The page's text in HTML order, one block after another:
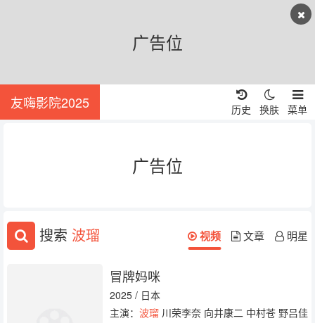
广告位
友嗨影院2025 菜单
换肤
历史
广告位
搜索 波瑠 视频 文章 明星
冒牌妈咪
2025 / 日本
主演： 波瑠川荣李奈 向井康二 中村苍 野吕佳